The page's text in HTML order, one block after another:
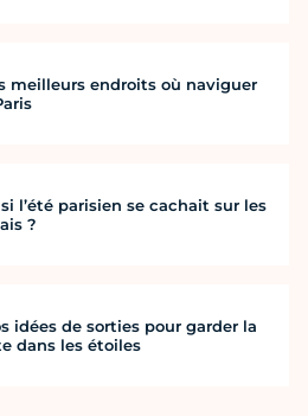
meilleurs endroits où naviguer
l’été parisien se cachait sur les
?
idées de sorties pour garder la
dans les étoiles